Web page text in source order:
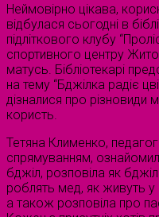
Неймовірно цікава,
відбулася сьогодні в
підліткового клубу
спортивного центру
матусь. Бібліотекарі
на тему “Бджілка радіє
дізналися про різновиди
користь.
Тетяна Клименко,
спрямуванням,
бджіл, розповіла як
роблять мед, як живуть
а також розповіла про